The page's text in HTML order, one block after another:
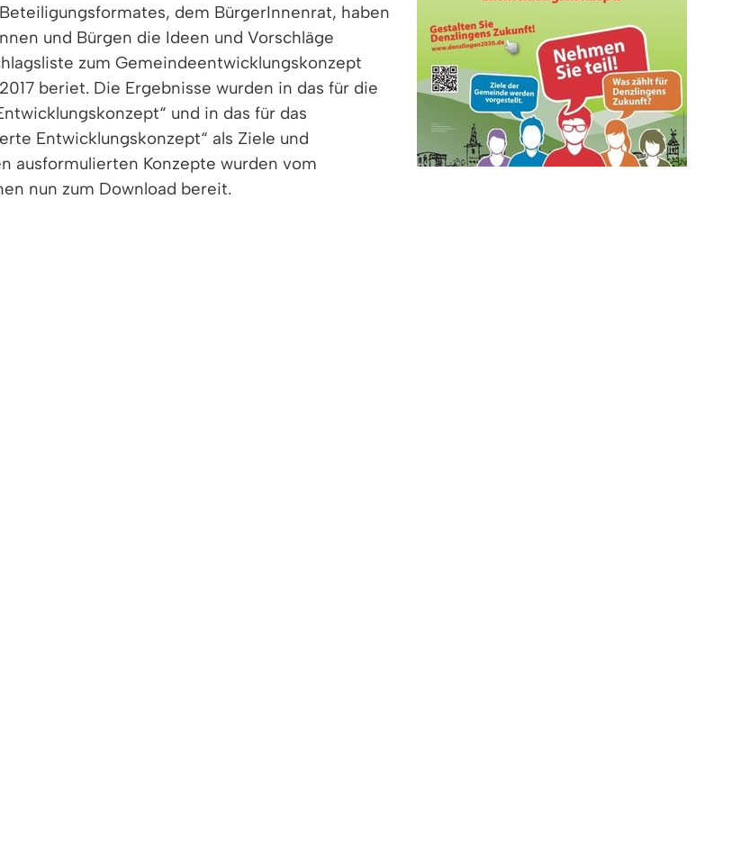
dem BürgerInnenrat, haben
und Bürgen die Ideen und Vorschläge
zum Gemeindeentwicklungskonzept
beriet. Die Ergebnisse wurden in das für die
und in das für das
Entwicklungskonzept“ als Ziele und
ausformulierten Konzepte wurden vom
nun zum Download bereit.